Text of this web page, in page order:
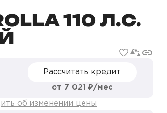
110 Л.С.
Рассчитать кредит
от 7 021 ₽/мес
об изменении цены